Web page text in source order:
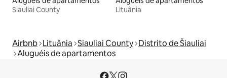
Siauliai County
Lituânia
Airbnb Lituânia Siauliai County Distrito de Šiauliai
Aluguéis de apartamentos